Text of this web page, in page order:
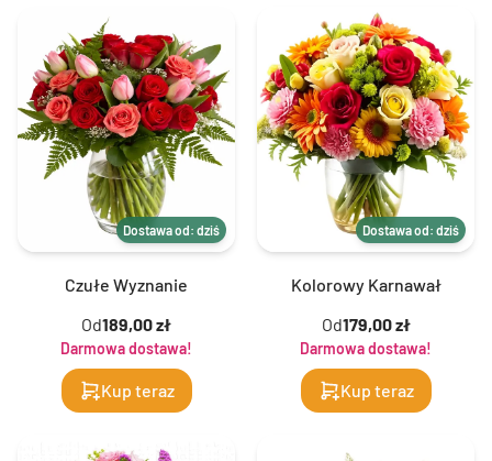
Dostawa od: dziś
Czułe Wyznanie
Od189,00 zł
Darmowa dostawa!
Kup teraz
Dostawa od: dziś
Kolorowy Karnawał
Od179,00 zł
Darmowa dostawa!
Kup teraz